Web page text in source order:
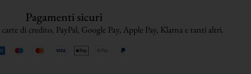
Pagamenti sicuri
di credito, PayPal, Google Pay, Apple Pay, Klarna e tanti altri.